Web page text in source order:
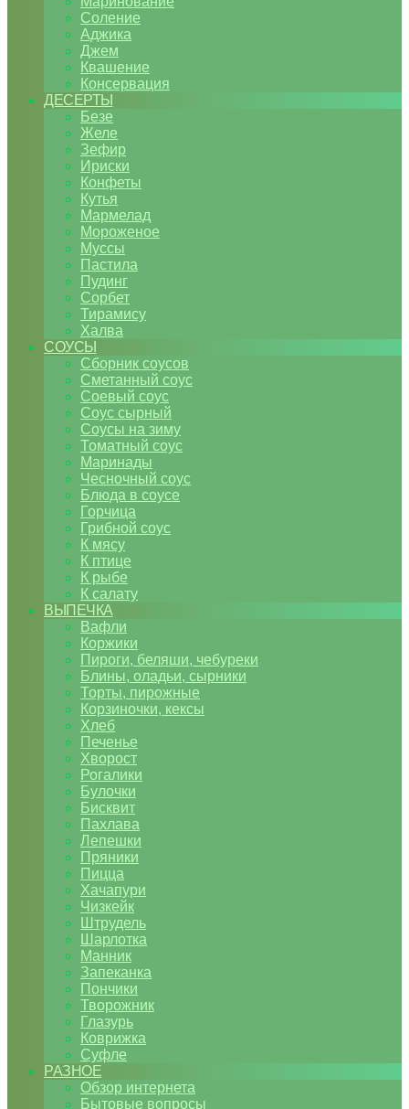
Соление
Аджика
Джем
Квашение
Консервация
ДЕСЕРТЫ
Безе
Желе
Зефир
Ириски
Конфеты
Кутья
Мармелад
Мороженое
Муссы
Пастила
Пудинг
Сорбет
Тирамису
Халва
СОУСЫ
Сборник соусов
Сметанный соус
Соевый соус
Соус сырный
Соусы на зиму
Томатный соус
Маринады
Чесночный соус
Блюда в соусе
Горчица
Грибной соус
К мясу
К птице
К рыбе
К салату
ВЫПЕЧКА
Вафли
Коржики
Пироги, беляши, чебуреки
Блины, оладьи, сырники
Торты, пирожные
Корзиночки, кексы
Хлеб
Печенье
Хворост
Рогалики
Булочки
Бисквит
Пахлава
Лепешки
Пряники
Пицца
Хачапури
Чизкейк
Штрудель
Шарлотка
Манник
Запеканка
Пончики
Творожник
Глазурь
Коврижка
Суфле
РАЗНОЕ
Обзор интернета
Бытовые вопросы